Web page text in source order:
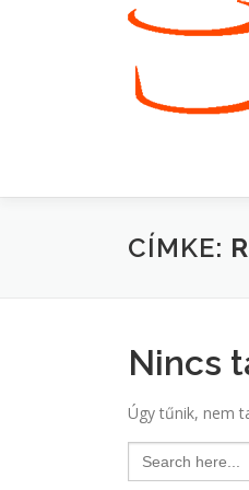
CÍMKE:
Nincs
Úgy tűnik, nem
Search
for: